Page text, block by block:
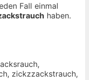
Fall einmal
haben.
zickzzackstrauch,